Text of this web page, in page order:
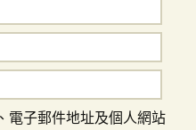
電子郵件地址及個人網站